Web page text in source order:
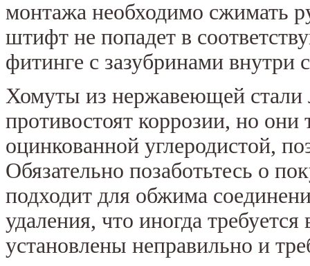
монтажа необходимо сжимать
штифт не попадет в
фитинге с зазубринами внутри
Хомуты из нержавеющей стали
противостоят коррозии, но
оцинкованной углеродистой,
Обязательно позаботьтесь о
подходит для обжима
удаления, что иногда
установлены неправильно и